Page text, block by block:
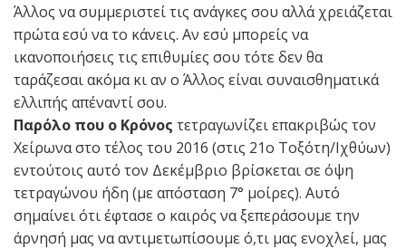
Άλλος να συμμεριστεί τις ανάγκες σου αλλά χρειάζεται
πρώτα εσύ να το κάνεις. Αν εσύ μπορείς να
ικανοποιήσεις τις επιθυμίες σου τότε δεν θα
ταράζεσαι ακόμα κι αν ο Άλλος είναι συναισθηματικά
ελλιπής απέναντί σου.
Παρόλο που ο Κρόνος τετραγωνίζει επακριβώς τον
Χείρωνα στο τέλος του 2016 (στις 21ο Τοξότη/Ιχθύων)
εντούτοις αυτό τον Δεκέμβριο βρίσκεται σε όψη
τετραγώνου ήδη (με απόσταση 7° μοίρες). Αυτό
σημαίνει ότι έφτασε ο καιρός να ξεπεράσουμε την
άρνησή μας να αντιμετωπίσουμε ό,τι μας ενοχλεί, μας